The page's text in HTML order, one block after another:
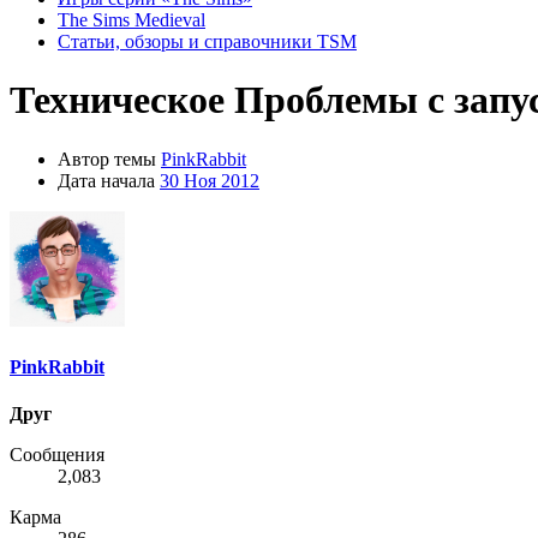
The Sims Medieval
Статьи, обзоры и справочники TSM
Техническое Проблемы с
Автор темы PinkRabbit
Дата начала 30 Ноя 2012
PinkRabbit
Друг
Сообщения
2,083
Карма